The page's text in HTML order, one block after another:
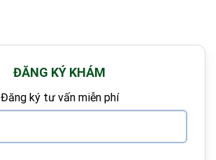
ĐĂNG KÝ KHÁM
Đăng ký tư vấn miễn phí